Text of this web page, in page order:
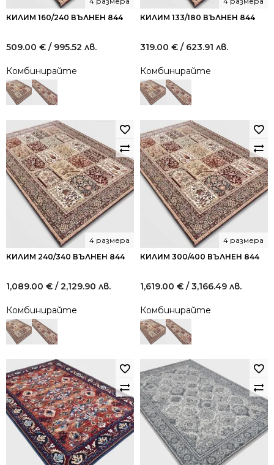
КИЛИМ 160/240 ВЪЛНЕН 844
509.00 € / 995.52 лв.
Комбинирайте
КИЛИМ 133/180 ВЪЛНЕН 844
319.00 € / 623.91 лв.
Комбинирайте
КИЛИМ 240/340 ВЪЛНЕН 844
4 размера
1,089.00 € / 2,129.90 лв.
Комбинирайте
КИЛИМ 300/400 ВЪЛНЕН 844
4 размера
1,619.00 € / 3,166.49 лв.
Комбинирайте